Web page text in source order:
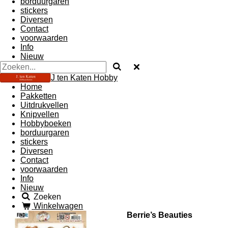
stickers
Diversen
Contact
voorwaarden
Info
Nieuw
J ten Katen Hobby
Home
Pakketten
Uitdrukvellen
Knipvellen
Hobbyboeken
borduurgaren
stickers
Diversen
Contact
voorwaarden
Info
Nieuw
Zoeken
Winkelwagen
Berrie’s Beauties